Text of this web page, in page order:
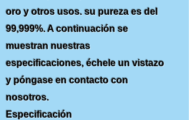
oro y otros usos. su pureza es del
99,999%. A continuación se
muestran nuestras
especificaciones, échele un vistazo
y póngase en contacto con
nosotros.
Especificación